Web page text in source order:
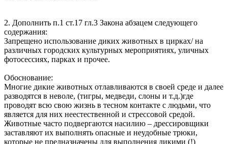
2. Дополнить п.1 ст.17 гл.3 Закона абзацем следующего
содержания:
Запрещено использование диких животных в цирках/ на
различных городских культурных мероприятиях, уличных
фотосессиях, парках и прочее.
Обоснование:
Многие дикие животных отлавливаются в своей среде и далее
разводятся в неволе, (тигры, медведи, слоны и т.д.)где
проводят всю свою жизнь в тесном контакте с людьми, что
является для них неестественной и стрессовой средой.
Животные часто подвергаются насилию – дрессировщики
заставляют их выполнять опасные и неудобные трюки,
которые не предназначены для выполнения дикими (!)